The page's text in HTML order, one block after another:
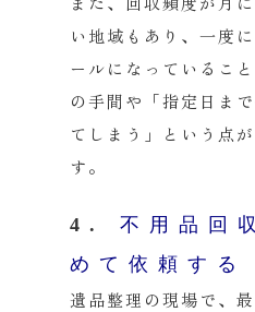
い地域もあり、一度
ールになっているこ
の手間や「指定日ま
てしまう」という点
す。
4. 不用品回
めて依頼する
遺品整理の現場で、